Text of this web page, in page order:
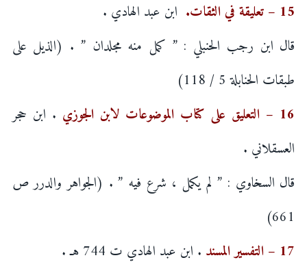
15 – تعليقة في الثقات.
ابن عبد الهادي .
قال ابن رجب الحنبلي : ” كمل منه مجلدان ” . (الذيل على
طبقات الحنابلة 5 / 118)
16 – التعليق على كتاب الموضوعات لابن الجوزي
. ابن حجر
العسقلاني .
قال السخاوي : ” لم يكمل ، شرع فيه ” . (الجواهر والدرر ص
661)
17 – التفسير المسند
. ابن عبد الهادي ت 744 هـ .